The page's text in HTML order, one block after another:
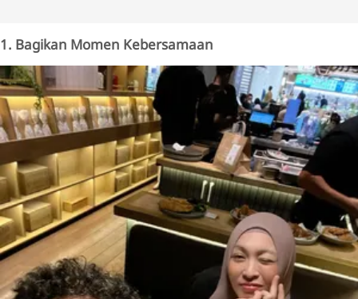
1. Bagikan Momen Kebersamaan